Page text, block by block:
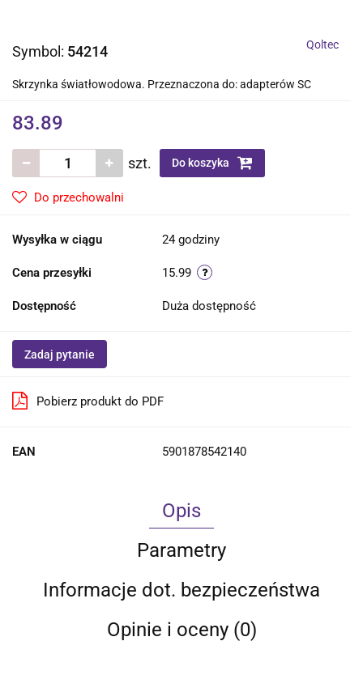
Symbol: 54214 Qoltec
Skrzynka światłowodowa. Przeznaczona do: adapterów SC
83.89
szt. Do koszyka
Do przechowalni
Wysyłka w ciągu 24 godziny
Cena przesyłki 15.99
Dostępność Duża dostępność
Zadaj pytanie
Pobierz produkt do PDF
EAN 5901878542140
Opis
Parametry
Informacje dot. bezpieczeństwa
Opinie i oceny (0)